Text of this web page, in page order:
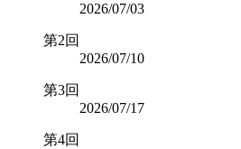
2026/07/03
第2回
2026/07/10
第3回
2026/07/17
第4回